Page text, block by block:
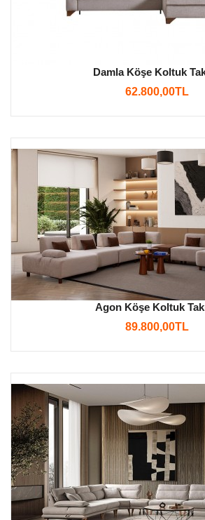
Damla Köşe Koltuk
62.800,00TL
Agon Köşe Koltuk
89.800,00TL